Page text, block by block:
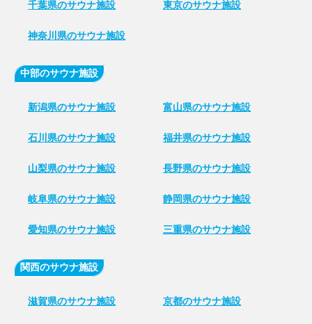
千葉県のサウナ施設 東京のサウナ施設
神奈川県のサウナ施設
中部のサウナ施設
新潟県のサウナ施設 富山県のサウナ施設
石川県のサウナ施設 福井県のサウナ施設
山梨県のサウナ施設 長野県のサウナ施設
岐阜県のサウナ施設 静岡県のサウナ施設
愛知県のサウナ施設 三重県のサウナ施設
関西のサウナ施設
滋賀県のサウナ施設 京都のサウナ施設